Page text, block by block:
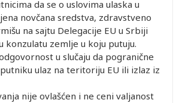
da se o uslovima ulaska u
novčana sredstva, zdravstveno
na sajtu Delegacije EU u Srbiji
konzulatu zemlje u koju putuju.
u slučaju da pogranične
ulaz na teritoriju EU ili izlaz iz
nije ovlašćen i ne ceni valjanost